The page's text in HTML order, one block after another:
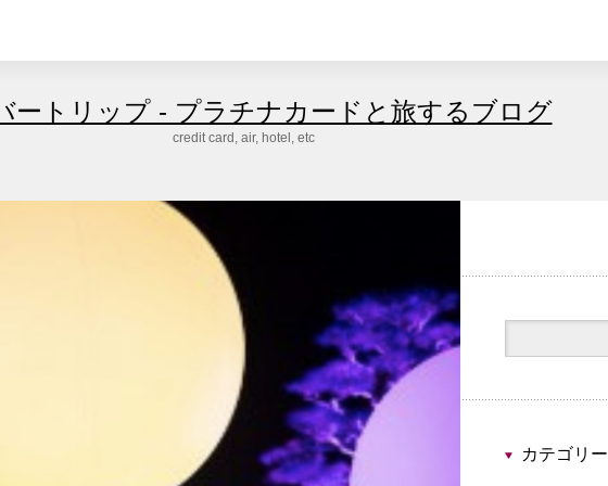
ートリップ - プラチナカードと旅するブログ
credit card, air, hotel, etc
カテゴリー